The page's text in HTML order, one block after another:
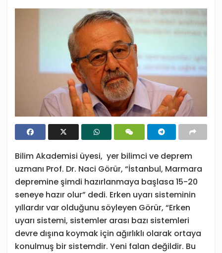
Bilim Akademisi üyesi, yer bilimci ve deprem
uzmanı Prof. Dr. Naci Görür, “İstanbul, Marmara
depremine şimdi hazırlanmaya başlasa 15-20
seneye hazır olur” dedi. Erken uyarı sisteminin
yıllardır var olduğunu söyleyen Görür, “Erken
uyarı sistemi, sistemler arası bazı sistemleri
devre dışına koymak için ağırlıklı olarak ortaya
konulmuş bir sistemdir. Yeni falan değildir. Bu